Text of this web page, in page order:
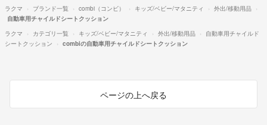
ラクマ ブランド一覧 combi（コンビ） キッズ/ベビー/マタニティ
外出/移動用品
自動車用チャイルドシートクッション
ラクマ
カテゴリ一覧 キッズ/ベビー/マタニティ 外出/移動用品
自動車用チャイルド
シートクッション
combiの自動車用チャイルドシートクッション
ページの上へ戻る